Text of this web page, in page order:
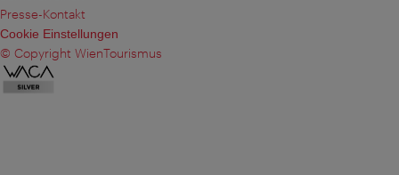
Presse-Kontakt
Cookie Einstellungen
© Copyright WienTourismus